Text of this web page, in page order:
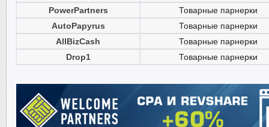
PowerPartners
Товарные парнерки
AutoPapyrus
Товарные парнерки
AllBizCash
Товарные парнерки
Drop1
Товарные парнерки